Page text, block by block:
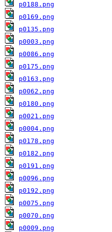
p0188.png
p0169.png
p0135.png
p0003.png
p0086.png
p0175.png
p0163.png
p0062.png
p0180.png
p0021.png
p0004.png
p0178.png
p0182.png
p0191.png
p0096.png
p0192.png
p0075.png
p0070.png
p0009.png